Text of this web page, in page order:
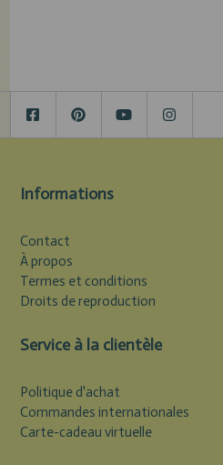
Informations
Contact
À propos
Termes et conditions
Droits de reproduction
Service à la clientèle
Politique d'achat
Commandes internationales
Carte-cadeau virtuelle